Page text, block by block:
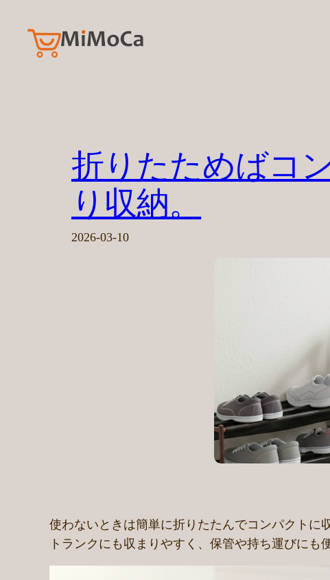
折りたためばコ
り収納。
2026-03-10
使わないときは簡単に折りたたんでコンパクトに
トランクにも収まりやすく、保管や持ち運びにも